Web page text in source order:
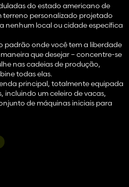
do estado americano de
terreno personalizado projetado
nenhum local ou cidade específica
padrão onde você tem a liberdade
que desejar – concentre-se
nas cadeias de produção,
todas elas.
principal, totalmente equipada
um celeiro de vacas,
de máquinas iniciais para
de pequeno a grande porte
para exploração madeireira